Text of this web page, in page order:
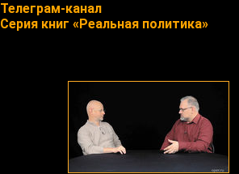
Телеграм-канал
Cерия книг «Реальная политика»